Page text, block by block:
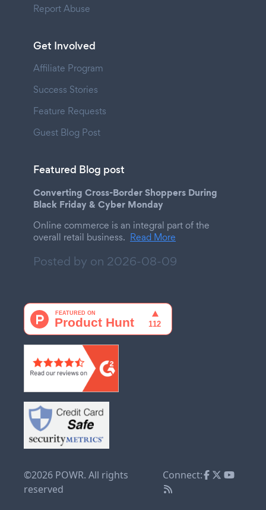
Report Abuse
Get Involved
Affiliate Program
Success Stories
Feature Requests
Guest Blog Post
Featured Blog post
Converting Cross-Border Shoppers During
Black Friday & Cyber Monday
Online commerce is an integral part of the
overall retail business. Read More
Posted by on 2026-08-09
©2026 POWR. All rights
reserved
Connect: